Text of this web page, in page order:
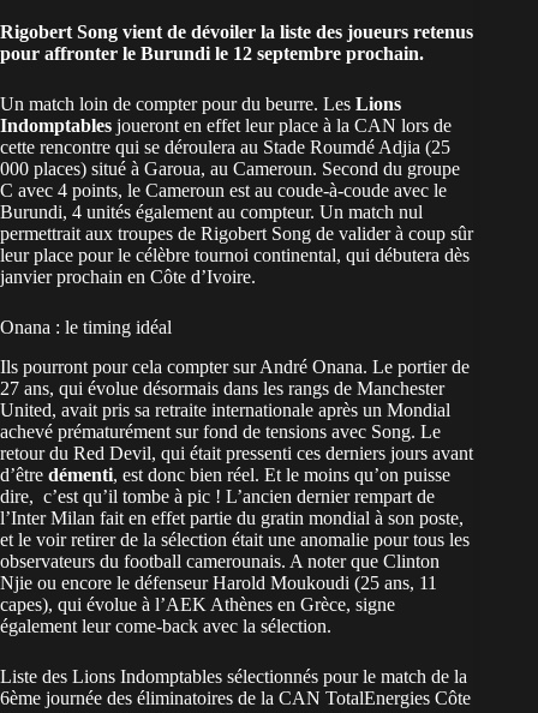
Rigobert Song vient de dévoiler la liste des joueurs retenus
pour affronter le Burundi le 12 septembre prochain.
Un match loin de compter pour du beurre. Les Lions
Indomptables joueront en effet leur place à la CAN lors de
cette rencontre qui se déroulera au Stade Roumdé Adjia (25
000 places) situé à Garoua, au Cameroun. Second du groupe
C avec 4 points, le Cameroun est au coude-à-coude avec le
Burundi, 4 unités également au compteur. Un match nul
permettrait aux troupes de Rigobert Song de valider à coup sûr
leur place pour le célèbre tournoi continental, qui débutera dès
janvier prochain en Côte d’Ivoire.
Onana : le timing idéal
Ils pourront pour cela compter sur André Onana. Le portier de
27 ans, qui évolue désormais dans les rangs de Manchester
United, avait pris sa retraite internationale après un Mondial
achevé prématurément sur fond de tensions avec Song. Le
retour du Red Devil, qui était pressenti ces derniers jours avant
d’être démenti, est donc bien réel. Et le moins qu’on puisse
dire, c’est qu’il tombe à pic ! L’ancien dernier rempart de
l’Inter Milan fait en effet partie du gratin mondial à son poste,
et le voir retirer de la sélection était une anomalie pour tous les
observateurs du football camerounais. A noter que Clinton
Njie ou encore le défenseur Harold Moukoudi (25 ans, 11
capes), qui évolue à l’AEK Athènes en Grèce, signe
également leur come-back avec la sélection.
Liste des Lions Indomptables sélectionnés pour le match de la
6ème journée des éliminatoires de la CAN TotalEnergies Côte